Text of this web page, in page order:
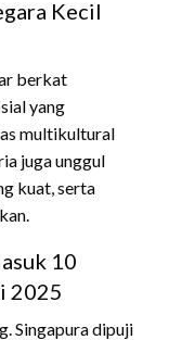
Kecil
berkat
yang
multikultural
juga unggul
kuat, serta
10
2025
Singapura dipuji